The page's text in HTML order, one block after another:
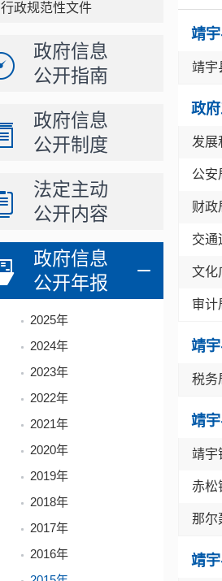
行政规范性文件
政府信息
公开指南
政府信息
公开制度
法定主动
公开内容
政府信息
公开年报
2025年
2024年
2023年
2022年
2021年
2020年
2019年
2018年
2017年
2016年
靖
靖宇
政
发展
公安
财政
交通
文化
审计
靖
税务
靖
靖宇
赤松
那尔
靖